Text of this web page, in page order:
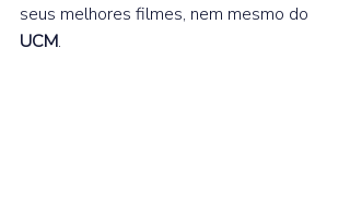
seus melhores filmes, nem mesmo do
UCM.⁣⁣